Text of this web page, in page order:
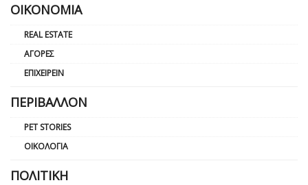
ΟΙΚΟΝΟΜΊΑ
REAL ESTATE
ΑΓΟΡΈΣ
ΕΠΙΧΕΙΡΕΊΝ
ΠΕΡΙΒΆΛΛΟΝ
PET STORIES
ΟΙΚΟΛΟΓΊΑ
ΠΟΛΙΤΙΚΉ